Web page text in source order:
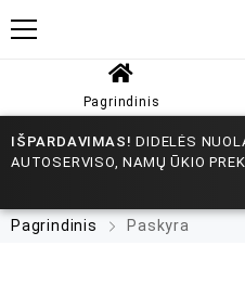
Pagrindinis
IŠPARDAVIMAS! DIDELĖS
AUTOSERVISO, NAMŲ ŪKIO
Pagrindinis Paskyra